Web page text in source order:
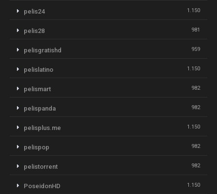
pelis24 1.150
pelis28 981
pelisgratishd 959
pelislatino 1.150
pelismart 982
pelispanda 982
pelisplus.me 1.150
pelispop 982
pelistorrent 982
PoseidonHD 1.150